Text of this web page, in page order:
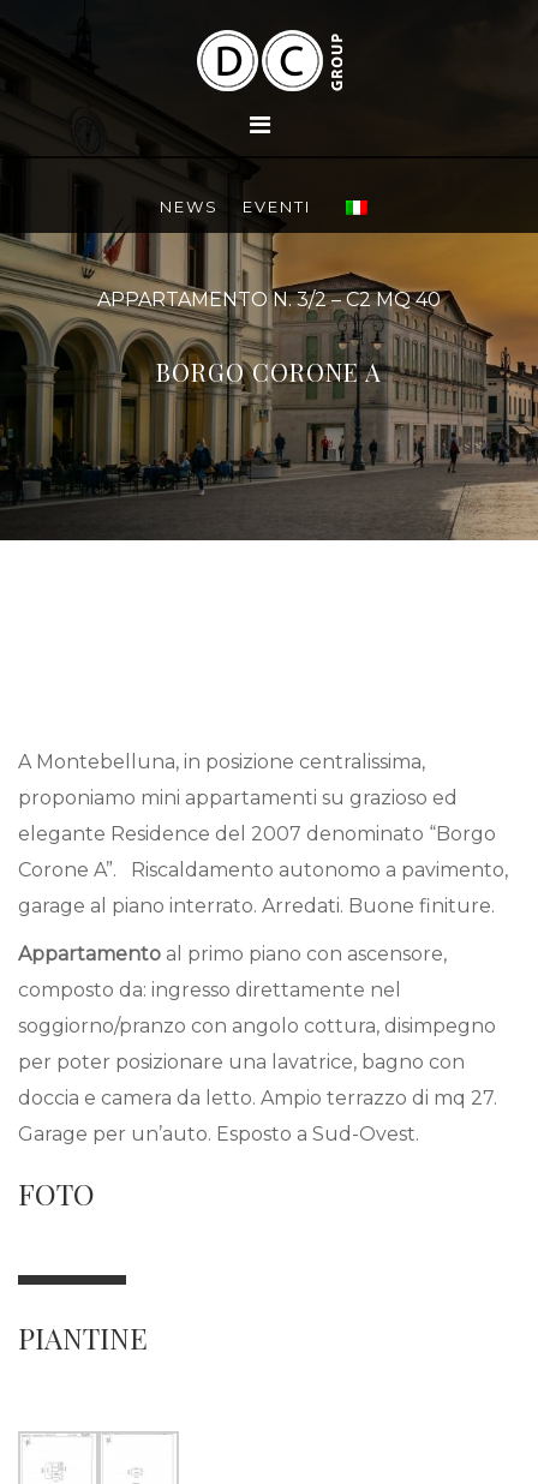
NEWS EVENTI
APPARTAMENTO N. 3/2 – C2 MQ 40
BORGO CORONE A
A Montebelluna, in posizione centralissima,
proponiamo mini appartamenti su grazioso ed
elegante Residence del 2007 denominato “Borgo
Corone A”. Riscaldamento autonomo a pavimento,
garage al piano interrato. Arredati. Buone finiture.
Appartamento al primo piano con ascensore,
composto da: ingresso direttamente nel
soggiorno/pranzo con angolo cottura, disimpegno
per poter posizionare una lavatrice, bagno con
doccia e camera da letto. Ampio terrazzo di mq 27.
Garage per un’auto. Esposto a Sud-Ovest.
FOTO
PIANTINE